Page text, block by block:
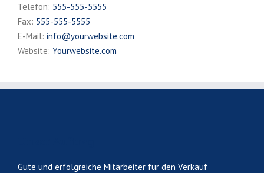
Telefon: 555-555-5555
Fax: 555-555-5555
E-Mail: info@yourwebsite.com
Website: Yourwebsite.com
Gute und erfolgreiche Mitarbeiter für den Verkauf